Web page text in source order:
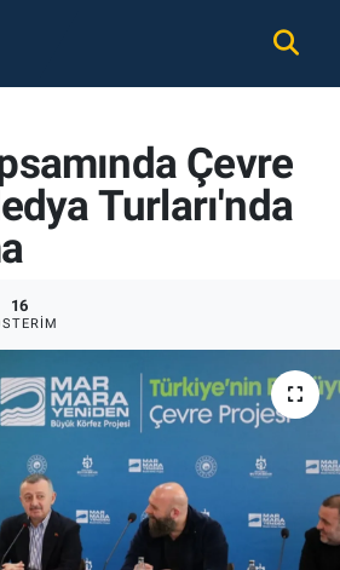
Çevre
Turları'nda
16
Durumu ve Fikstür